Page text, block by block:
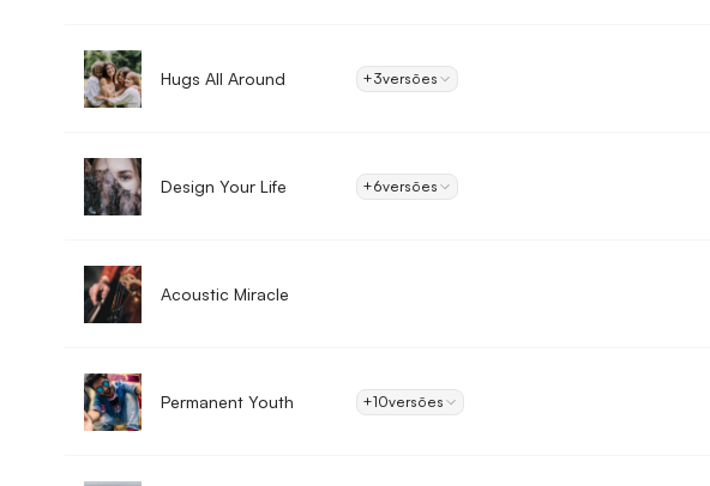
Hugs All Around +3versões
Design Your Life +6versões
Acoustic Miracle
Permanent Youth +10versões